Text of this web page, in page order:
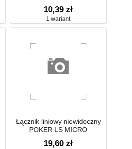
10,39 zł
1 wariant
Łącznik liniowy niewidoczny
POKER LS MICRO
19,60 zł